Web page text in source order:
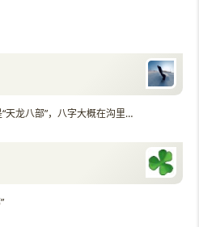
天龙八部”，八字大概在沟里…